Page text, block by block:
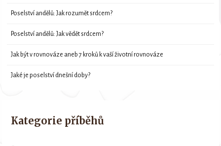
Poselství andělů: Jak rozumět srdcem?
Poselství andělů: Jak vědět srdcem?
Jak být v rovnováze aneb 7 kroků k vaší životní rovnováze
Jaké je poselství dnešní doby?
Kategorie příběhů